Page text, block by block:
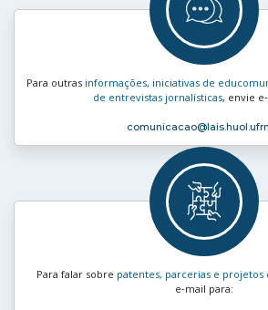
Para outras informações, iniciativas de
de entrevistas jornalísticas, envie
comunicacao
Para falar sobre patentes, parcerias e projetos
e‑mail para: